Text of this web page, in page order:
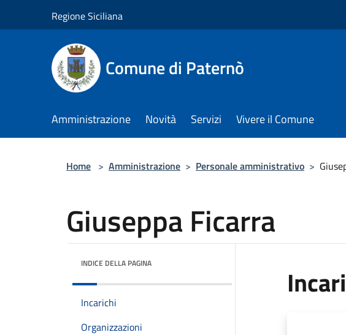
Regione Siciliana
Comune di Paternò
Amministrazione Novità Servizi Vivere il Comune
Home > Amministrazione > Personale amministrativo >
Giuseppa Ficarra
INDICE DELLA PAGINA
Incarichi
Organizzazioni